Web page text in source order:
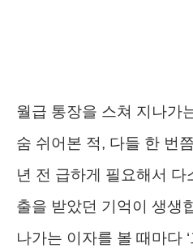
월급 통장을 스쳐 지나가
숨 쉬어본 적, 다들 한 번
년 전 급하게 필요해서 다
출을 받았던 기억이 생생
나가는 이자를 볼 때마다